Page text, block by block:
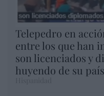
Telepedro en
entre los que han
son licenciados y
huyendo de su